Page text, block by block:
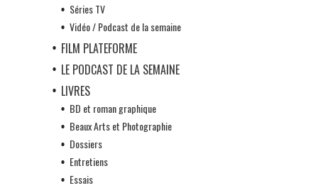
Séries TV
Vidéo / Podcast de la semaine
FILM PLATEFORME
LE PODCAST DE LA SEMAINE
LIVRES
BD et roman graphique
Beaux Arts et Photographie
Dossiers
Entretiens
Essais